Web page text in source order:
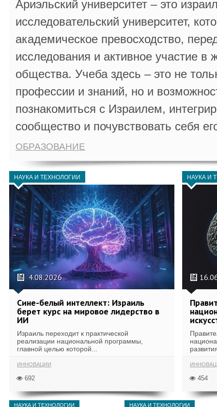
Ариэльский университет – это
исследовательский университет,
академическое превосходство,
исследования и активное участие в
общества. Учеба здесь – это не
профессии и знаний, но и
познакомиться с Израилем,
сообщество и почувствовать себя
ОБРАЗОВАНИЕ
НАУКА И ТЕХНОЛОГИИ
4.08.2026
Сине-белый интеллект: Израиль
берет курс на мировое лидерство в
ИИ
Израиль переходит к практической
реализации национальной программы,
главной целью которой...
ИННОВАЦИИ
692
НАУКА И
454
НАУКА И ТЕХНОЛОГИИ НАУКА И ТЕХНОЛОГИИ